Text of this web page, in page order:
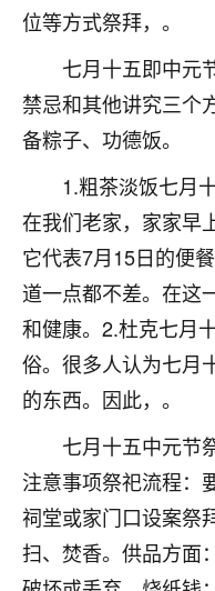
位等方式祭拜，。
七月十五即中元
禁忌和其他讲究三个
备粽子、功德饭。
1.粗茶淡饭七月
在我们老家，家家早
它代表7月15日的便
道一点都不差。在这
和健康。2.杜克七月
俗。很多人认为七月
的东西。因此，。
七月十五中元节
注意事项祭祀流程：
祠堂或家门口设案祭
扫、焚香。供品方面
着我晋升有望，我
太岁还有一个发
后，我以为都没戏
职第一个就是我，
3000，非常开心
12小时前 来自北京
心心相印
我身体不太好，总
问题，反正就是不
题，后来无意中看
之后，心情豁然开
果问题。今年以来
鹿森：是的，
触，首先就是
不由人！
1天前 来自四川